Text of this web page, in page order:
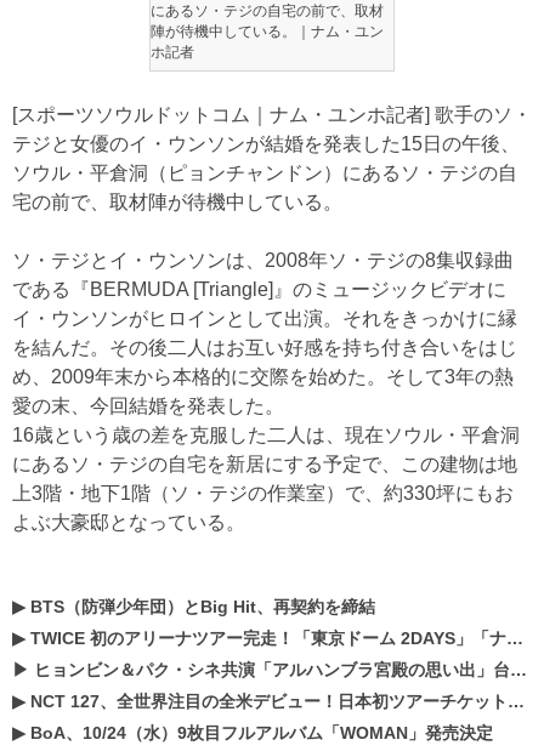
にあるソ・テジの自宅の前で、取材
陣が待機中している。｜ナム・ユン
ホ記者
[スポーツソウルドットコム｜ナム・ユンホ記者] 歌手のソ・
テジと女優のイ・ウンソンが結婚を発表した15日の午後、
ソウル・平倉洞（ピョンチャンドン）にあるソ・テジの自
宅の前で、取材陣が待機中している。
ソ・テジとイ・ウンソンは、2008年ソ・テジの8集収録曲
である『BERMUDA [Triangle]』のミュージックビデオに
イ・ウンソンがヒロインとして出演。それをきっかけに縁
を結んだ。その後二人はお互い好感を持ち付き合いをはじ
め、2009年末から本格的に交際を始めた。そして3年の熱
愛の末、今回結婚を発表した。
16歳という歳の差を克服した二人は、現在ソウル・平倉洞
にあるソ・テジの自宅を新居にする予定で、この建物は地
上3階・地下1階（ソ・テジの作業室）で、約330坪にもお
よぶ大豪邸となっている。
▶ BTS（防弾少年団）とBig Hit、再契約を締結
▶TWICE 初のアリーナツアー完走！「東京ドーム 2DAYS」「ナゴヤドーム1DAY」「京セラドーム1DAY」2019年ドームツアー開催決定！！
▶ ヒョンビン＆パク・シネ共演「アルハンブラ宮殿の思い出」台本読み現場を公開
▶ NCT 127、全世界注目の全米デビュー！日本初ツアーチケットが早くもプレミア化！？
▶ BoA、10/24（水）9枚目フルアルバム「WOMAN」発売決定